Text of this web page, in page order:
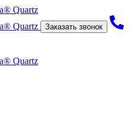
Заказать звонок